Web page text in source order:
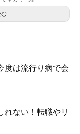
む
度は流行り病で会
れない！転職やリ